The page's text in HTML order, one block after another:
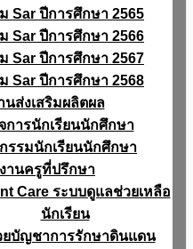
ม Sar ปีการศึกษา 2565
ม Sar ปีการศึกษา 2566
ม Sar ปีการศึกษา 2567
ม Sar ปีการศึกษา 2568
นส่งเสริมผลิตผล
ารนักเรียนนักศึกษา
รรมนักเรียนนักศึกษา
งานครูที่ปรึกษา
Care ระบบดูแลช่วยเหลือ
นักเรียน
ยบัญชาการรักษาดินแดน